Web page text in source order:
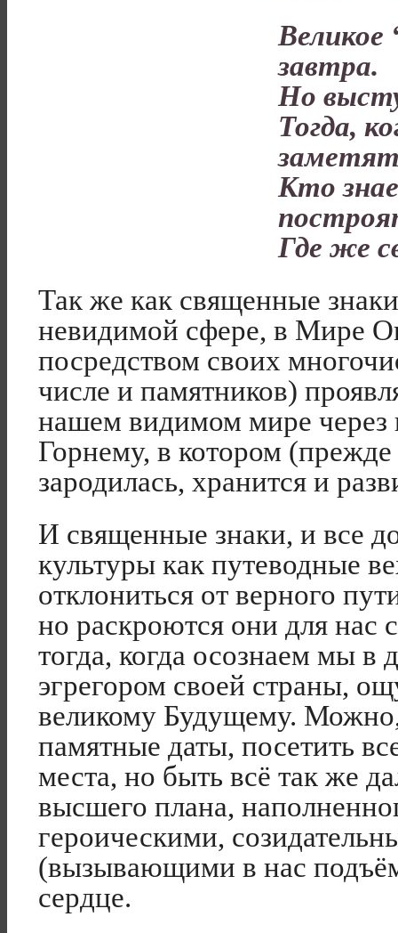
Великое
завтра.
Но
Тогда,
Кто
Где же
Так же как священные
невидимой сфере, в Мире
посредством своих
числе и памятников)
нашем видимом мире
Горнему, в котором
зародилась, хранится и
И священные знаки, и все
культуры как путеводные
отклониться от верного
но раскроются они для нас
тогда, когда осознаем мы в
эгрегором своей страны,
великому Будущему.
памятные даты, посетить
места, но быть всё так же
высшего плана,
героическими,
(вызывающими в нас
сердце.